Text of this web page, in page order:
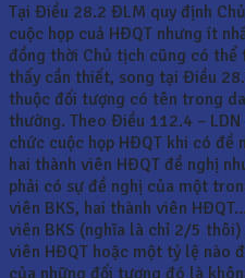
Tại Điều 28.2 ĐLM quy định
cuộc họp cuả HĐQT nhưng ít
đồng thời Chủ tịch cũng có thể
thấy cần thiết, song tại Điều
thuộc đối tượng có tên trong
thường. Theo Điều 112.4 –
chức cuộc họp HĐQT khi có đề
hai thành viên HĐQT đề nghị
phải có sự đề nghị của một
viên BKS, hai thành viên
viên BKS (nghĩa là chỉ 2/5
viên HĐQT hoặc một tỷ lệ nào